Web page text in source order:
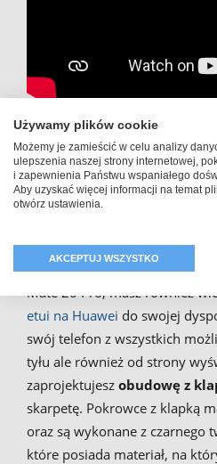
Stwórz nadruk
zdjęciem dla
Podczas projektowania etui ze
Mate 20 Pro, masz również
etui na Huawei do swojej
swój telefon z wszystkich
tyłu ale również od strony
zaprojektujesz obudowę z
skarpetę. Pokrowce z klapką
oraz są wykonane z czarnego
które posiada materiał, na
Używamy plików cookie
Możemy je zamieścić w celu analizy
ulepszenia naszej strony internetowej,
i zapewnienia Państwu wspaniałego
Aby uzyskać więcej informacji na temat
otwórz ustawienia.
AKCEPTUJ WSZYSTKO